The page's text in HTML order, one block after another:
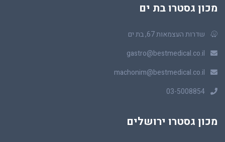
מכון גסטרו בת ים
שדרות העצמאות 67, בת ים
gastro@bestmedical.co.il
machonim@bestmedical.co.il
03-5008854
מכון גסטרו ירושלים